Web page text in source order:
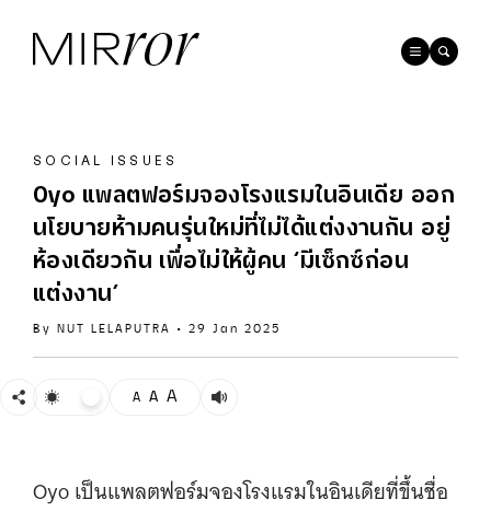
SOCIAL ISSUES
Oyo แพลตฟอร์มจองโรงแรมในอินเดีย ออก
นโยบายห้ามคนรุ่นใหม่ที่ไม่ได้แต่งงานกัน อยู่
ห้องเดียวกัน เพื่อไม่ให้ผู้คน ‘มีเซ็กซ์ก่อน
แต่งงาน’
By NUT LELAPUTRA • 29 Jan 2025
A A A
Oyo เป็นแพลตฟอร์มจองโรงแรมในอินเดียที่ขึ้นชื่อ